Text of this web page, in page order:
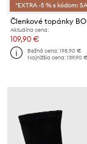
*EXTRA -5 % s kódom:
Členkové topánky
Aktuálna cena:
109,90 €
Bežná cena:198,90 €
Najnižšia cena:139,90